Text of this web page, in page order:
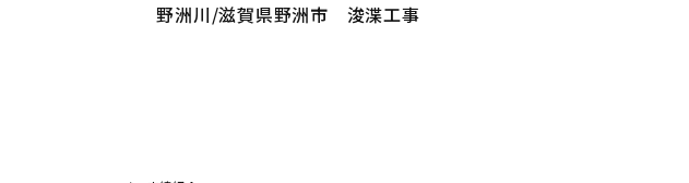
野洲川/滋賀県野洲市 浚渫工事